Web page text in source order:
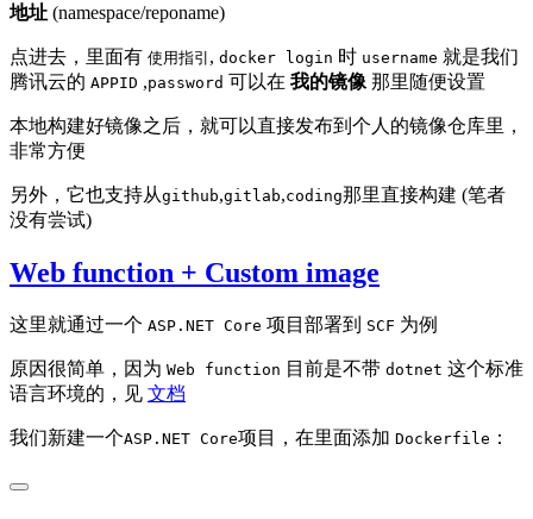
地址 (namespace/reponame)
点进去，里面有 使用指引 , docker login 时 username 就是我们
腾讯云的 APPID ,password 可以在 我的镜像那里随便设置
本地构建好镜像之后，就可以直接发布到个人的镜像仓库里，
非常方便
另外，它也支持从github,gitlab,coding那里直接构建 (笔者
没有尝试)
Web function + Custom image
这里就通过一个 ASP.NET Core 项目部署到 SCF 为例
原因很简单，因为 Web function 目前是不带 dotnet 这个标准
语言环境的，见 文档
我们新建一个ASP.NET Core项目，在里面添加 Dockerfile ：